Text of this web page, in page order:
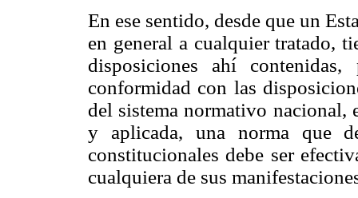
En ese sentido, desde que un
en general a cualquier tratado,
disposiciones ahí
conformidad con las
del sistema normativo nacional,
y aplicada, una norma que
constitucionales debe ser
cualquiera de sus